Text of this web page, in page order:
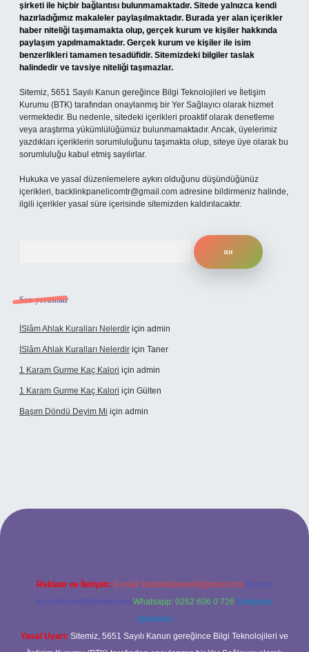
şirketi ile hiçbir bağlantısı bulunmamaktadır. Sitede yalnızca kendi
hazırladığımız makaleler paylaşılmaktadır. Burada yer alan içerikler
haber niteliği taşımamakta olup, gerçek kurum ve kişiler hakkında
paylaşım yapılmamaktadır. Gerçek kurum ve kişiler ile isim
benzerlikleri tamamen tesadüfidir. Sitemizdeki bilgiler taslak
halindedir ve tavsiye niteliği taşımazlar.
Sitemiz, 5651 Sayılı Kanun gereğince Bilgi Teknolojileri ve İletişim
Kurumu (BTK) tarafından onaylanmış bir Yer Sağlayıcı olarak hizmet
vermektedir. Bu nedenle, sitedeki içerikleri proaktif olarak denetleme
veya araştırma yükümlülüğümüz bulunmamaktadır. Ancak, üyelerimiz
yazdıkları içeriklerin sorumluluğunu taşımakta olup, siteye üye olarak bu
sorumluluğu kabul etmiş sayılırlar.
Hukuka ve yasal düzenlemelere aykırı olduğunu düşündüğünüz
içerikleri, backlinkpanelicomtr@gmail.com adresine bildirmeniz halinde,
ilgili içerikler yasal süre içerisinde sitemizden kaldırılacaktır.
Son yorumlar
İSlâm Ahlak Kuralları Nelerdir için admin
İSlâm Ahlak Kuralları Nelerdir için Taner
1 Karam Gurme Kaç Kalori için admin
1 Karam Gurme Kaç Kalori için Gülten
Başım Döndü Deyim Mi için admin
giriş
Reklam ve İletişim: E-mail: backlinkpaneli@gmail.com Teams:
forumhizmeti@gmail.com Whatsapp: 0262 606 0 726 Telegram:
@karabul
Yasal Uyarı: Sitemiz, 5651 Sayılı Kanun gereğince Bilgi Teknolojileri ve